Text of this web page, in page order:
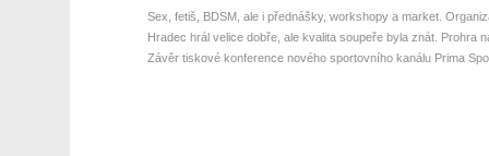
Sex, fetiš, BDSM, ale i přednášky, workshopy a market.
Hradec hrál velice dobře, ale kvalita soupeře byla znát. Prohra
Závěr tiskové konference nového sportovního kanálu Prima